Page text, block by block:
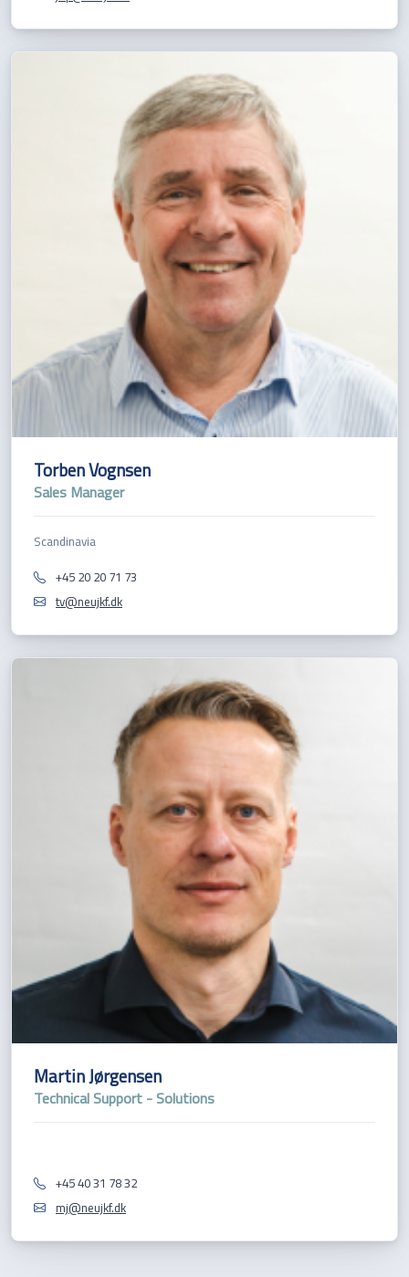
Torben Vognsen
Sales Manager
Scandinavia
+45 20 20 71 73
tv@neujkf.dk
Martin Jørgensen
Technical Support - Solutions
+45 40 31 78 32
mj@neujkf.dk